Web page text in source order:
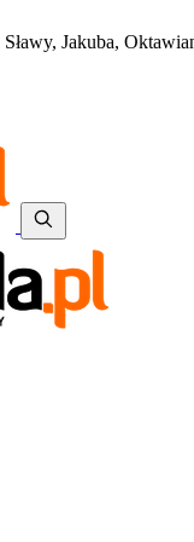
Sławy, Jakuba,